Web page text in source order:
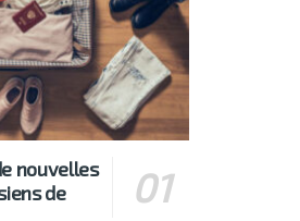
nouvelles
de